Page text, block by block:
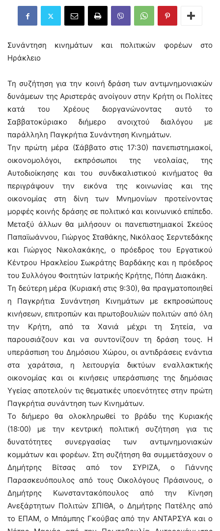
Συνάντηση κινημάτων και πολιτικών φορέων στο
Ηράκλειο
Τη συζήτηση για την κοινή δράση των αντιμνημονιακών
δυνάμεων της Αριστεράς ανοίγουν στην Κρήτη οι Πολίτες
κατά του Χρέους διοργανώνοντας αυτό το
Σαββατοκύριακο διήμερο ανοιχτού διαλόγου με
παράλληλη Παγκρήτια Συνάντηση Κινημάτων.
Την πρώτη μέρα (Σάββατο στις 17:30) πανεπιστημιακοί,
οικονομολόγοι, εκπρόσωποι της νεολαίας, της
Αυτοδιοίκησης και του συνδικαλιστικού κινήματος θα
περιγράψουν την εικόνα της κοινωνίας και της
οικονομίας στη δίνη των Μνημονίων προτείνοντας
μορφές κοινής δράσης σε πολιτικό και κοινωνικό επίπεδο.
Μεταξύ άλλων θα μιλήσουν οι πανεπιστημιακοί Σκεύος
Παπαϊωάννου, Γιώργος Σταθάκης, Νικόλαος Σερντεδάκης
και Γιώργος Νικολακάκης, ο πρόεδρος του Εργατικού
Κέντρου Ηρακλείου Σωκράτης Βαρδάκης και η πρόεδρος
του Συλλόγου Φοιτητών Ιατρικής Κρήτης, Πόπη Διακάκη.
Τη δεύτερη μέρα (Κυριακή στις 9:30), θα πραγματοποιηθεί
η Παγκρήτια Συνάντηση Κινημάτων με εκπροσώπους
κινήσεων, επιτροπών και πρωτοβουλιών πολιτών από όλη
την Κρήτη, από τα Χανιά μέχρι τη Σητεία, να
παρουσιάζουν και να συντονίζουν τη δράση τους. Η
υπεράσπιση του Δημόσιου Χώρου, οι αντιδράσεις ενάντια
στα χαράτσια, η λειτουργία δικτύων εναλλακτικής
οικονομίας και οι κινήσεις υπεράσπισης της δημόσιας
Υγείας αποτελούν τις θεματικές υποενότητες στην πρώτη
Παγκρήτια συνάντηση των Κινημάτων.
Το διήμερο θα ολοκληρωθεί το βράδυ της Κυριακής
(18:00) με την κεντρική πολιτική συζήτηση για τις
δυνατότητες συνεργασίας των αντιμνημονιακών
κομμάτων και φορέων. Στη συζήτηση θα συμμετάσχουν ο
Δημήτρης Βίτσας από τον ΣΥΡΙΖΑ, ο Γιάννης
Παρασκευόπουλος από τους Οικολόγους Πράσινους, ο
Δημήτρης Κωνσταντακόπουλος από την Κίνηση
Ανεξάρτητων Πολιτών ΣΠΙΘΑ, ο Δημήτρης Πατέλης από
το ΕΠΑΜ, ο Μπάμπης Γκούβας από την ΑΝΤΑΡΣΥΑ και ο